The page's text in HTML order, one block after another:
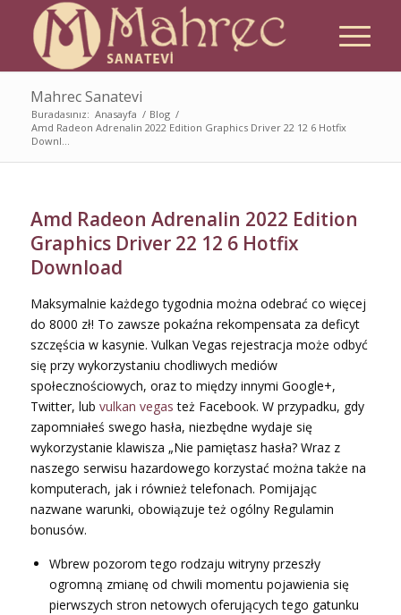
Mahrec Sanatevi
Buradasınız: Anasayfa / Blog /
Amd Radeon Adrenalin 2022 Edition Graphics Driver 22 12 6 Hotfix
Downl...
Amd Radeon Adrenalin 2022 Edition
Graphics Driver 22 12 6 Hotfix
Download
Maksymalnie każdego tygodnia można odebrać co więcej
do 8000 zł! To zawsze pokaźna rekompensata za deficyt
szczęścia w kasynie. Vulkan Vegas rejestracja może odbyć
się przy wykorzystaniu chodliwych mediów
społecznościowych, oraz to między innymi Google+,
Twitter, lub vulkan vegas też Facebook. W przypadku, gdy
zapomniałeś swego hasła, niezbędne wydaje się
wykorzystanie klawisza „Nie pamiętasz hasła? Wraz z
naszego serwisu hazardowego korzystać można także na
komputerach, jak i również telefonach. Pomijając
nazwane warunki, obowiązuje też ogólny Regulamin
bonusów.
Wbrew pozorom tego rodzaju witryny przeszły
ogromną zmianę od chwili momentu pojawienia się
pierwszych stron netowych oferujących tego gatunku